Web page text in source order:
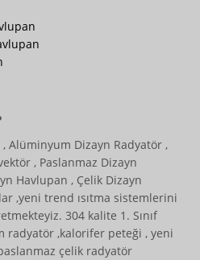
Alüminyum Dizayn Radyatör ,
, Paslanmaz Dizayn
Havlupan , Çelik Dizayn
,yeni trend ısıtma sistemlerini
304 kalite 1. Sınıf
radyatör ,kalorifer peteği , yeni
çelik radyatör